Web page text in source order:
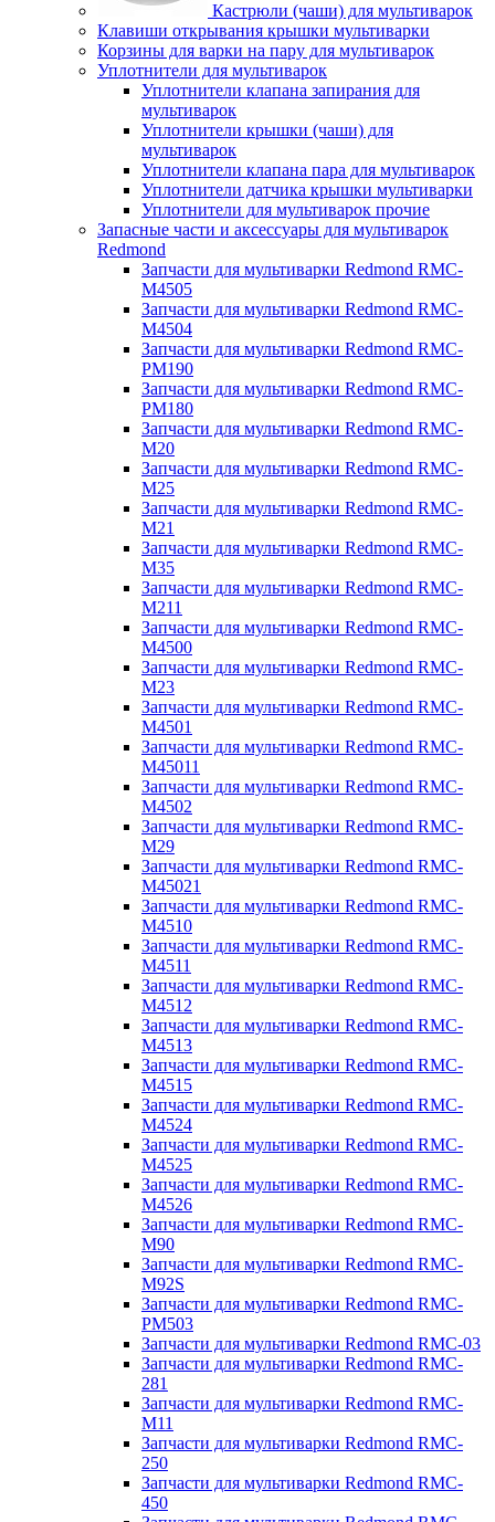
Кастрюли (чаши) для мультиварок
Клавиши открывания крышки мультиварки
Корзины для варки на пару для мультиварок
Уплотнители для мультиварок
Уплотнители клапана запирания для
мультиварок
Уплотнители крышки (чаши) для
мультиварок
Уплотнители клапана пара для мультиварок
Уплотнители датчика крышки мультиварки
Уплотнители для мультиварок прочие
Запасные части и аксессуары для мультиварок
Redmond
Запчасти для мультиварки Redmond RMC-
M4505
Запчасти для мультиварки Redmond RMC-
M4504
Запчасти для мультиварки Redmond RMC-
PM190
Запчасти для мультиварки Redmond RMC-
PM180
Запчасти для мультиварки Redmond RMC-
M20
Запчасти для мультиварки Redmond RMC-
M25
Запчасти для мультиварки Redmond RMC-
M21
Запчасти для мультиварки Redmond RMC-
M35
Запчасти для мультиварки Redmond RMC-
M211
Запчасти для мультиварки Redmond RMC-
M4500
Запчасти для мультиварки Redmond RMC-
M23
Запчасти для мультиварки Redmond RMC-
M4501
Запчасти для мультиварки Redmond RMC-
M45011
Запчасти для мультиварки Redmond RMC-
M4502
Запчасти для мультиварки Redmond RMC-
M29
Запчасти для мультиварки Redmond RMC-
M45021
Запчасти для мультиварки Redmond RMC-
M4510
Запчасти для мультиварки Redmond RMC-
M4511
Запчасти для мультиварки Redmond RMC-
M4512
Запчасти для мультиварки Redmond RMC-
M4513
Запчасти для мультиварки Redmond RMC-
M4515
Запчасти для мультиварки Redmond RMC-
M4524
Запчасти для мультиварки Redmond RMC-
M4525
Запчасти для мультиварки Redmond RMC-
M4526
Запчасти для мультиварки Redmond RMC-
M90
Запчасти для мультиварки Redmond RMC-
M92S
Запчасти для мультиварки Redmond RMC-
PM503
Запчасти для мультиварки Redmond RMC-03
Запчасти для мультиварки Redmond RMC-
281
Запчасти для мультиварки Redmond RMC-
M11
Запчасти для мультиварки Redmond RMC-
250
Запчасти для мультиварки Redmond RMC-
450